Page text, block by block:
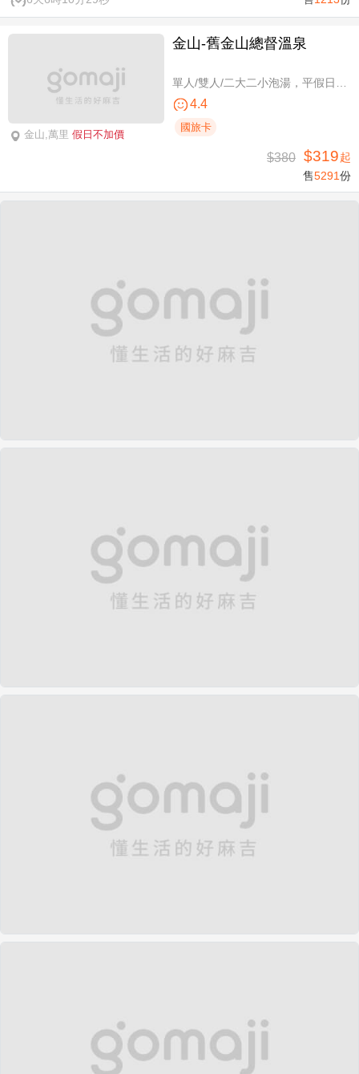
金山,萬里 假日不加價
金山-舊金山總督溫泉
4.4
國旅卡
$380 $319起
售5291份